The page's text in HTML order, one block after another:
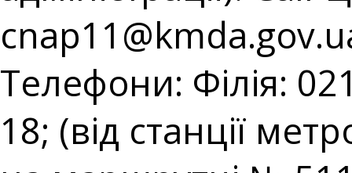
Телефони: Філія:
18; (від станції